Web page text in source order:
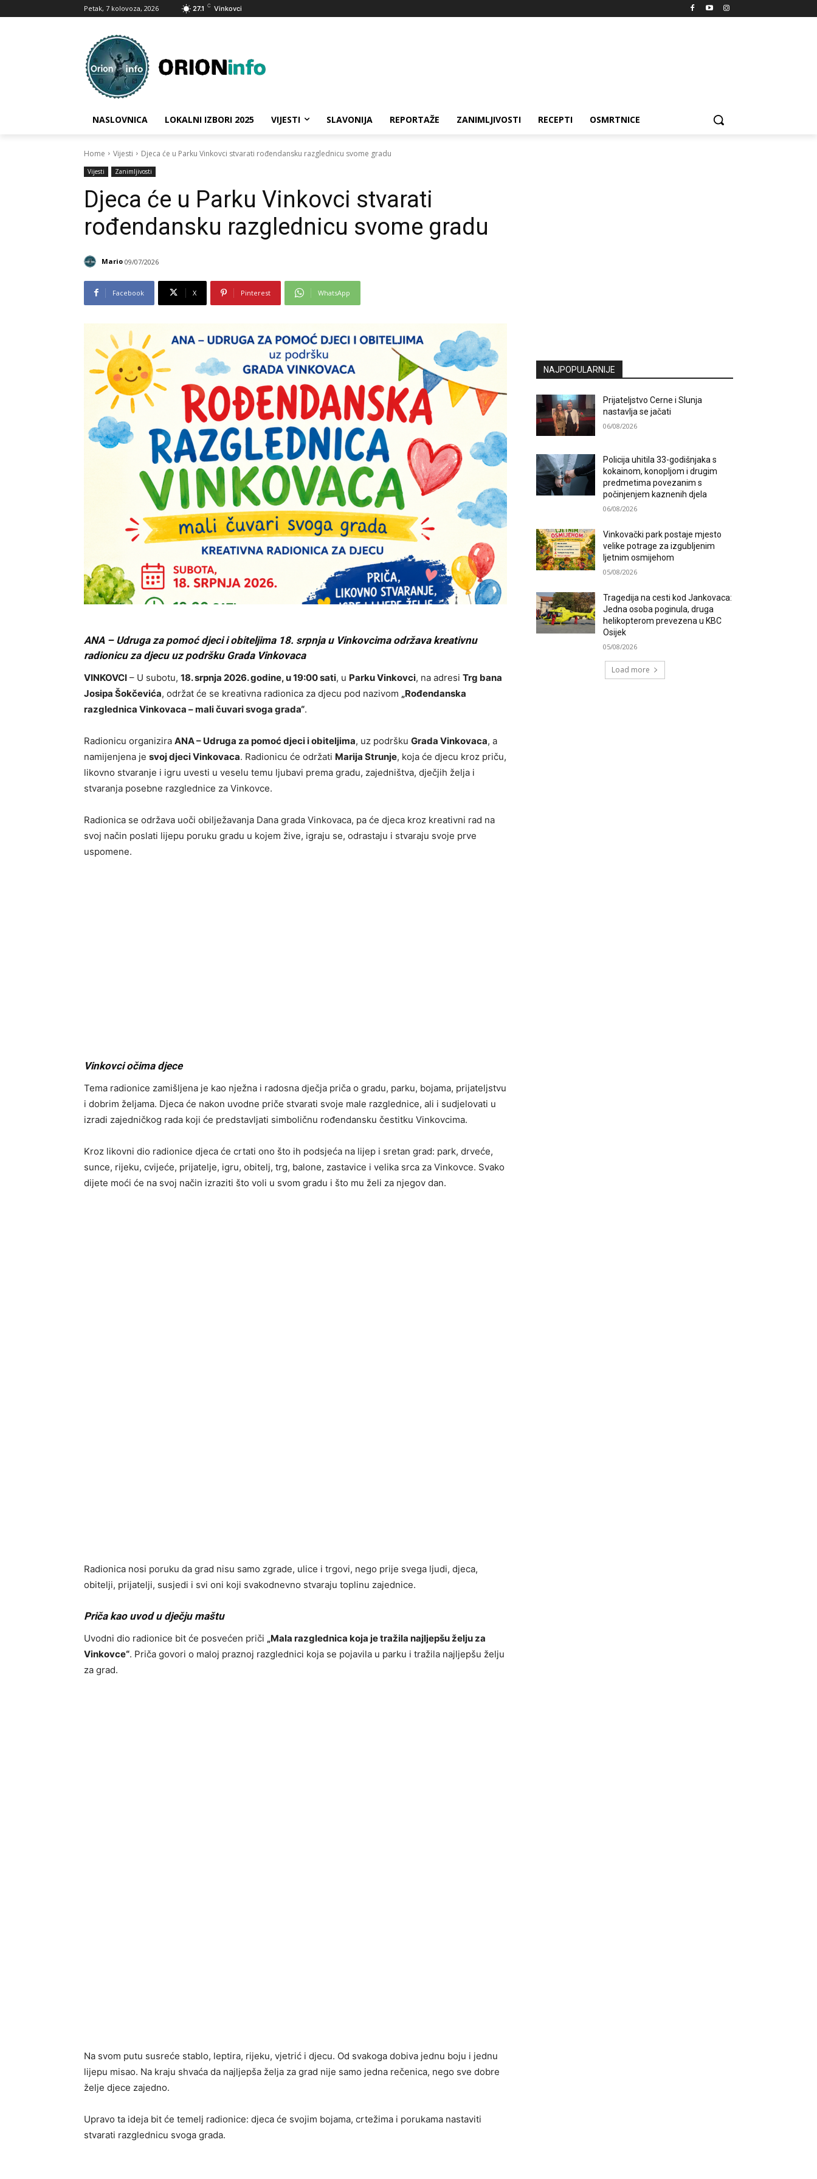
Petak, 7 kolovoza, 2026 27.1 C Vinkovci
NASLOVNICA LOKALNI IZBORI 2025 VIJESTI SLAVONIJA REPORTAŽE ZANIMLJIVOSTI RECEPTI OSMRTNICE
Home Vijesti Djeca će u Parku Vinkovci stvarati rođendansku razglednicu svome gradu
Vijesti Zanimljivosti
Djeca će u Parku Vinkovci stvarati
rođendansku razglednicu svome gradu
Mario 09/07/2026
Facebook X Pinterest WhatsApp
ANA – Udruga za pomoć djeci i obiteljima 18. srpnja u Vinkovcima održava kreativnu
radionicu za djecu uz podršku Grada Vinkovaca
VINKOVCI – U subotu, 18. srpnja 2026. godine, u 19:00 sati, u Parku Vinkovci, na adresi Trg bana
Josipa Šokčevića, održat će se kreativna radionica za djecu pod nazivom „Rođendanska
razglednica Vinkovaca – mali čuvari svoga grada“.
Radionicu organizira ANA – Udruga za pomoć djeci i obiteljima, uz podršku Grada Vinkovaca, a
namijenjena je svoj djeci Vinkovaca. Radionicu će održati Marija Strunje, koja će djecu kroz priču,
likovno stvaranje i igru uvesti u veselu temu ljubavi prema gradu, zajedništva, dječjih želja i
stvaranja posebne razglednice za Vinkovce.
Radionica se održava uoči obilježavanja Dana grada Vinkovaca, pa će djeca kroz kreativni rad na
svoj način poslati lijepu poruku gradu u kojem žive, igraju se, odrastaju i stvaraju svoje prve
uspomene.
Vinkovci očima djece
Tema radionice zamišljena je kao nježna i radosna dječja priča o gradu, parku, bojama, prijateljstvu
i dobrim željama. Djeca će nakon uvodne priče stvarati svoje male razglednice, ali i sudjelovati u
izradi zajedničkog rada koji će predstavljati simboličnu rođendansku čestitku Vinkovcima.
Kroz likovni dio radionice djeca će crtati ono što ih podsjeća na lijep i sretan grad: park, drveće,
sunce, rijeku, cvijeće, prijatelje, igru, obitelj, trg, balone, zastavice i velika srca za Vinkovce. Svako
dijete moći će na svoj način izraziti što voli u svom gradu i što mu želi za njegov dan.
Radionica nosi poruku da grad nisu samo zgrade, ulice i trgovi, nego prije svega ljudi, djeca,
obitelji, prijatelji, susjedi i svi oni koji svakodnevno stvaraju toplinu zajednice.
Priča kao uvod u dječju maštu
Uvodni dio radionice bit će posvećen priči „Mala razglednica koja je tražila najljepšu želju za
Vinkovce“. Priča govori o maloj praznoj razglednici koja se pojavila u parku i tražila najljepšu želju
za grad.
Na svom putu susreće stablo, leptira, rijeku, vjetrić i djecu. Od svakoga dobiva jednu boju i jednu
lijepu misao. Na kraju shvaća da najljepša želja za grad nije samo jedna rečenica, nego sve dobre
želje djece zajedno.
Upravo ta ideja bit će temelj radionice: djeca će svojim bojama, crtežima i porukama nastaviti
stvarati razglednicu svoga grada.
NAJPOPULARNIJE
Prijateljstvo Cerne i Slunja
nastavlja se jačati
06/08/2026
Policija uhitila 33-godišnjaka s
kokainom, konopljom i drugim
predmetima povezanim s
počinjenjem kaznenih djela
06/08/2026
Vinkovački park postaje mjesto
velike potrage za izgubljenim
ljetnim osmijehom
05/08/2026
Tragedija na cesti kod Jankovaca:
Jedna osoba poginula, druga
helikopterom prevezena u KBC
Osijek
05/08/2026
Load more